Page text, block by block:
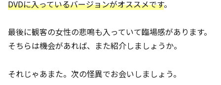
DVDに入っているバージョンがオススメです。
最後に観客の女性の悲鳴も入っていて臨場感があります。
そちらは機会があれば、また紹介しましょうか。
それじゃあまた。次の怪異でお会いしましょう。